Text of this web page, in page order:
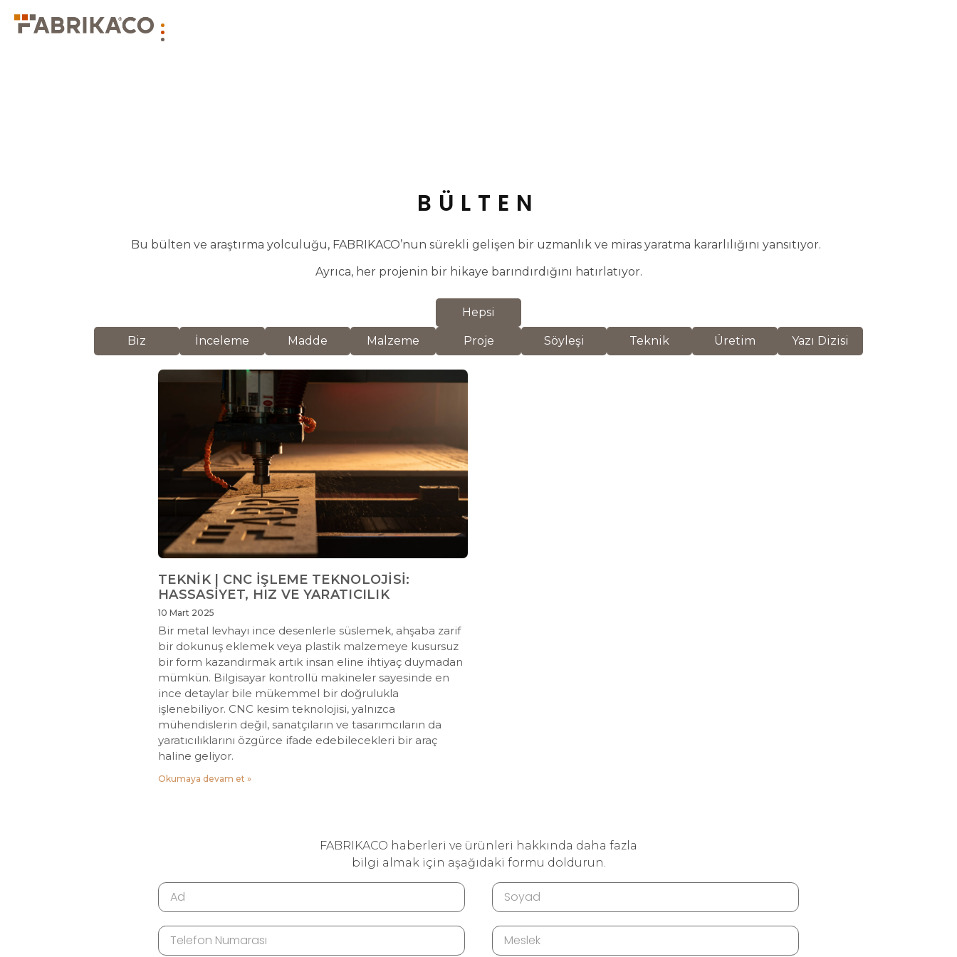
BÜLTEN
Bu bülten ve araştırma yolculuğu, FABRIKACO’nun sürekli gelişen bir uzmanlık ve miras yaratma kararlılığını yansıtıyor.
Ayrıca, her projenin bir hikaye barındırdığını hatırlatıyor.
Hepsi
Biz İnceleme Madde Malzeme Proje Söyleşi Teknik Üretim Yazı Dizisi
TEKNİK | CNC İŞLEME TEKNOLOJİSİ:
HASSASİYET, HIZ VE YARATICILIK
10 Mart 2025
Bir metal levhayı ince desenlerle süslemek, ahşaba zarif
bir dokunuş eklemek veya plastik malzemeye kusursuz
bir form kazandırmak artık insan eline ihtiyaç duymadan
mümkün. Bilgisayar kontrollü makineler sayesinde en
ince detaylar bile mükemmel bir doğrulukla
işlenebiliyor. CNC kesim teknolojisi, yalnızca
mühendislerin değil, sanatçıların ve tasarımcıların da
yaratıcılıklarını özgürce ifade edebilecekleri bir araç
haline geliyor.
Okumaya devam et »
FABRIKACO haberleri ve ürünleri hakkında daha fazla
bilgi almak için aşağıdaki formu doldurun.